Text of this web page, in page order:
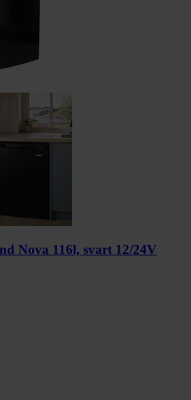
Nova 116l, svart 12/24V